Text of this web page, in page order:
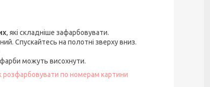
, які складніше зафарбовувати.
Спускайтесь на полотні зверху вниз.
можуть висохнути.
розфарбовувати по номерам картини